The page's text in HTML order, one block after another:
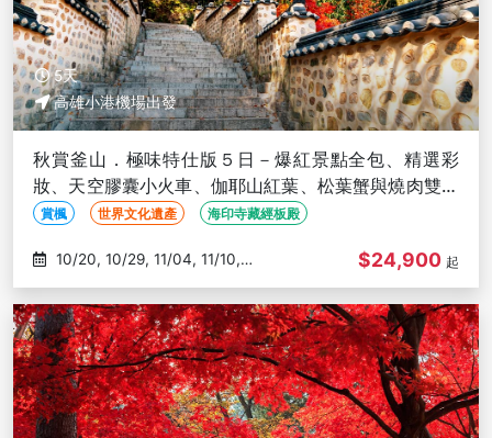
5天
高雄小港機場出發
秋賞釜山．極味特仕版５日－爆紅景點全包、精選彩
妝、天空膠囊小火車、伽耶山紅葉、松葉蟹與燒肉雙重
奏－高雄出發
賞楓 世界文化遺產 海印寺藏經板殿
11/17
$24,900 起